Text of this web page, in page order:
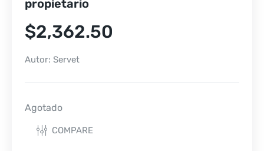
propietario
$2,362.50
Autor: Servet
Agotado
COMPARE